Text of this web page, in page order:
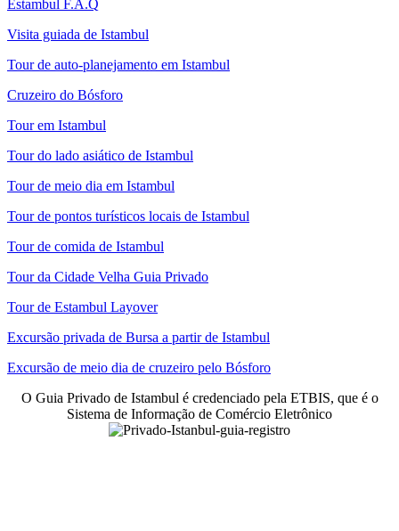
Estambul F.A.Q
Visita guiada de Istambul
Tour de auto-planejamento em Istambul
Cruzeiro do Bósforo
Tour em Istambul
Tour do lado asiático de Istambul
Tour de meio dia em Istambul
Tour de pontos turísticos locais de Istambul
Tour de comida de Istambul
Tour da Cidade Velha Guia Privado
Tour de Estambul Layover
Excursão privada de Bursa a partir de Istambul
Excursão de meio dia de cruzeiro pelo Bósforo
O Guia Privado de Istambul é credenciado pela ETBIS, que é o
Sistema de Informação de Comércio Eletrônico